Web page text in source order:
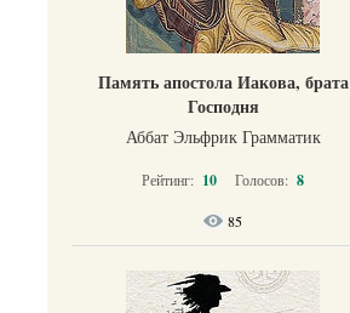
Память апостола Иакова, брата
Господня
Аббат Эльфрик Грамматик
Рейтинг: 10 Голосов: 8
85